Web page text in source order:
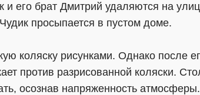
его брат Дмитрий удаляются на
просыпается в пустом доме.
коляску рисунками. Однако после
против разрисованной коляски.
осознав напряженность